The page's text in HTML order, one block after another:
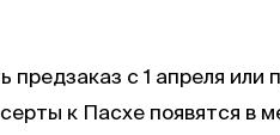
с 1 апреля
к Пасхе появятся в